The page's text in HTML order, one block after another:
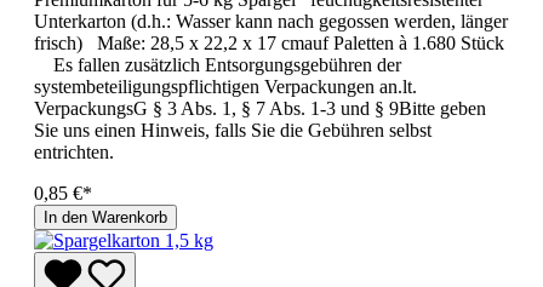
Unterkarton (d.h.: Wasser kann nach gegossen werden, länger
frisch) Maße: 28,5 x 22,2 x 17 cmauf Paletten à 1.680 Stück
Es fallen zusätzlich Entsorgungsgebühren der
systembeteiligungspflichtigen Verpackungen an.lt.
VerpackungsG § 3 Abs. 1, § 7 Abs. 1-3 und § 9Bitte geben
Sie uns einen Hinweis, falls Sie die Gebühren selbst
entrichten.
0,85 €*
In den Warenkorb